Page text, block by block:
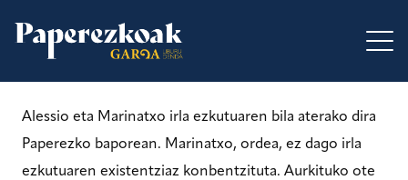
Alessio eta Marinatxo irla ezkutuaren bila aterako dira
Paperezko baporean. Marinatxo, ordea, ez dago irla
ezkutuaren existentziaz konbentzituta. Aurkituko ote